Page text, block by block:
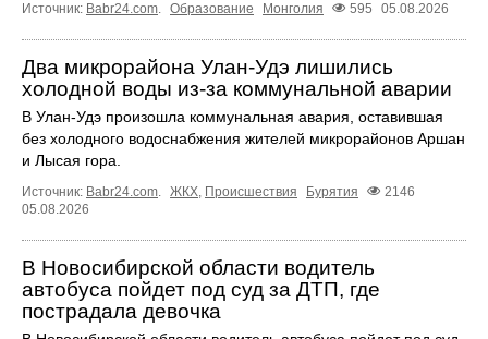
Источник: Babr24.com. Образование Монголия 595 05.08.2026
Два микрорайона Улан-Удэ лишились
холодной воды из-за коммунальной аварии
В Улан-Удэ произошла коммунальная авария, оставившая
без холодного водоснабжения жителей микрорайонов Аршан
и Лысая гора.
Источник: Babr24.com. ЖКХ, Происшествия Бурятия
2146
05.08.2026
В Новосибирской области водитель
автобуса пойдет под суд за ДТП, где
пострадала девочка